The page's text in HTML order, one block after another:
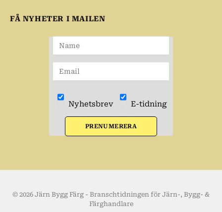
FÅ NYHETER I MAILEN
Nyhetsbrev E-tidning
PRENUMERERA
© 2026 Järn Bygg Färg - Branschtidningen för Järn-, Bygg- &
Färghandlare